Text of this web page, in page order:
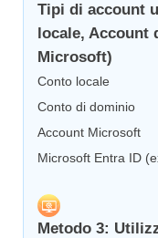
Tipi di account
locale, Account
Microsoft)
Conto locale
Conto di dominio
Account Microsoft
Microsoft Entra ID
Metodo 3: